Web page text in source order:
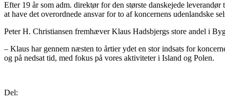
Efter 19 år som adm. direktør for den største danskejede
at have det overordnede ansvar for to af koncernens udenlandske
Peter H. Christiansen fremhæver Klaus Hadsbjergs store andel i
– Klaus har gennem næsten to årtier ydet en stor indsats for
og på nedsat tid, med fokus på vores aktiviteter i Island og Polen.
Del: